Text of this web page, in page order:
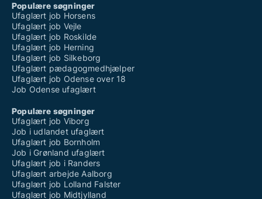
Populære søgninger
Ufaglært job Horsens
Ufaglært job Vejle
Ufaglært job Roskilde
Ufaglært job Herning
Ufaglært job Silkeborg
Ufaglært pædagogmedhjælper
Ufaglært job Odense over 18
Job Odense ufaglært
Populære søgninger
Ufaglært job Viborg
Job i udlandet ufaglært
Ufaglært job Bornholm
Job i Grønland ufaglært
Ufaglært job i Randers
Ufaglært arbejde Aalborg
Ufaglært job Lolland Falster
Ufaglært job Midtjylland